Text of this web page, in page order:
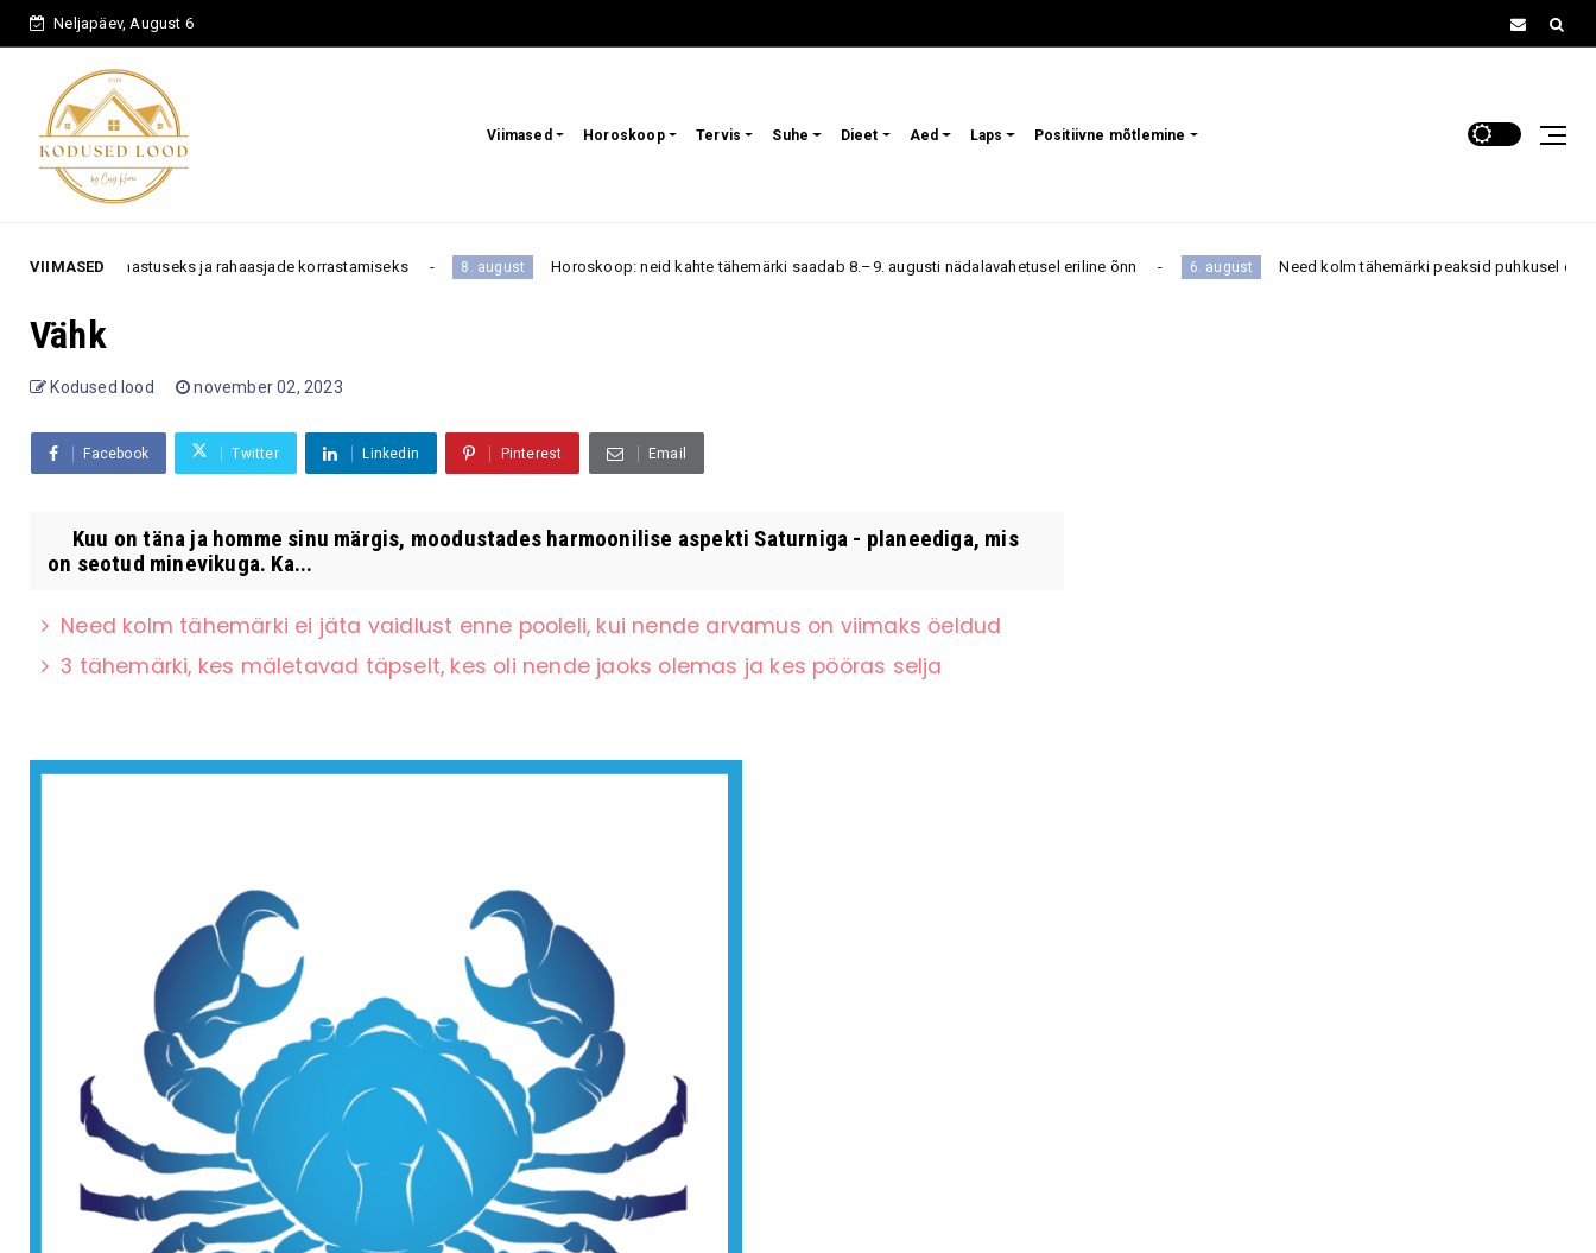
Neljapäev, August 6
Viimased Horoskoop Tervis Suhe Dieet Aed Laps Positiivne mõtlemine
VIIMASED
armastuseks ja rahaasjade korrastamiseks 8. august Horoskoop: neid kahte tähemärki saadab 8.–9. augusti nädalavahetusel eriline õnn 6. august Need kolm tähemärki peaksid puhkusel olles võõra
Vähk
Kodused lood november 02, 2023
Facebook Twitter Linkedin Pinterest Email
Kuu on täna ja homme sinu märgis, moodustades harmoonilise aspekti Saturniga - planeediga, mis
on seotud minevikuga. Ka...
Need kolm tähemärki ei jäta vaidlust enne pooleli, kui nende arvamus on viimaks öeldud
3 tähemärki, kes mäletavad täpselt, kes oli nende jaoks olemas ja kes pööras selja